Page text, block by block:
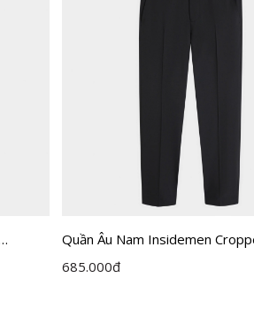
Quần Âu Nam Insidemen
ITR0370Z
685.000đ